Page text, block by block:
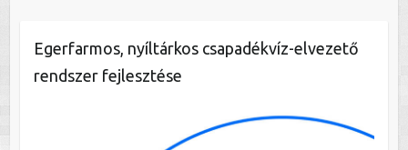
Egerfarmos, nyíltárkos csapadékvíz-elvezető
rendszer fejlesztése